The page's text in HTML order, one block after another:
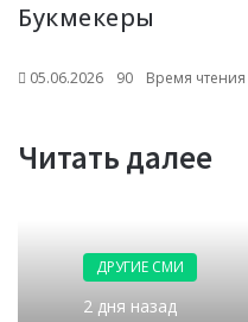
Букмекеры
05.06.2026 90 Время
Читать далее
ДРУГИЕ СМИ
2 дня назад